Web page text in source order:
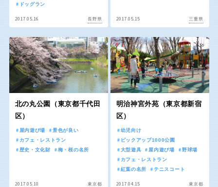
中国・四国
鳥取 島根
徳島
ドッグラン
2017.05.16 長野県 2017.05.15 三重県
北の丸公園（東京都千代田
区）
屋内遊び場
景色が良い
カフェ・レストラン
歴史・文化財
梅・桜の名所
2017.05.10 東京都
明治神宮外苑（東京都新宿
区）
幼児向け
ピックアップ1000公園
大型遊具
屋内遊び場
野球場
カフェ・レストラン
紅葉の名所
テニスコート
2017.04.15 東京都